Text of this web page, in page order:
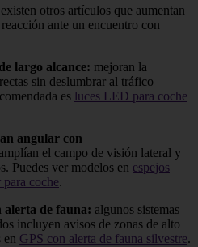
otros artículos que aumentan
ante un encuentro con
largo alcance: mejoran la
sin deslumbrar al tráfico
es luces LED para coche
angular con
amplían el campo de visión lateral y
Puedes ver modelos en espejos
coche.
alerta de fauna: algunos sistemas
incluyen avisos de zonas de alto
en GPS con alerta de fauna silvestre.